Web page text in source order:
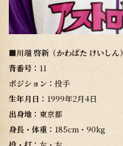
■川端 啓新（かわばた けいしん）
背番号： 11
ポジション： 投手
生年月日： 1999年2月4日
出身地 ： 東京都
身長・体重： 185cm・90kg